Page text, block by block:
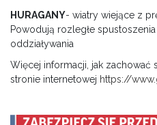
HURAGANY- wiatry wiejące z
Powodują rozległe
oddziaływania
Więcej informacji, jak zachować
stronie internetowej https://